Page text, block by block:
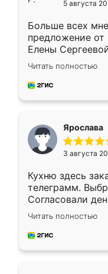
5 августа
Больше всех
предложение от
Елены
короткие сроки
для замера
предложил по
Читать полностью
Ярослава
3 августа
Кухню здесь
телеграмм.
Согласовали
недели кухня
довольны
мебель за
Читать полностью